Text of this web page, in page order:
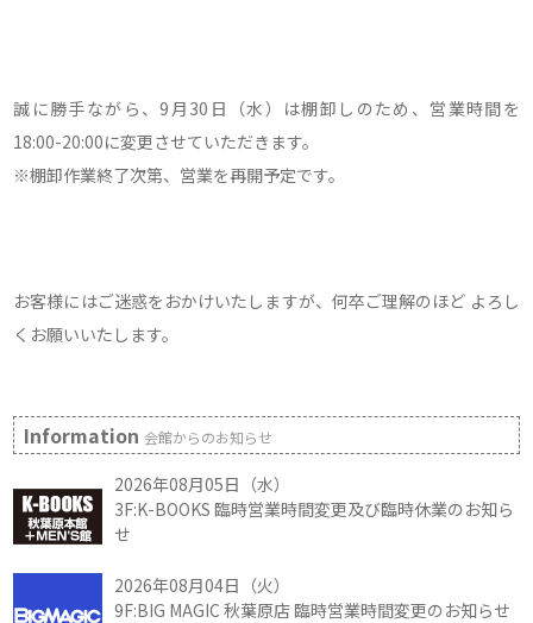
誠に勝手ながら、9月30日（水）は棚卸しのため、営業時間を
18:00-20:00に変更させていただきます。
※棚卸作業終了次第、営業を再開予定です。
お客様にはご迷惑をおかけいたしますが、何卒ご理解のほど よろし
くお願いいたします。
Information会館からのお知らせ
2026年08月05日（水）
3F:K-BOOKS 臨時営業時間変更及び臨時休業のお知ら
せ
2026年08月04日（火）
9F:BIG MAGIC 秋葉原店 臨時営業時間変更のお知らせ